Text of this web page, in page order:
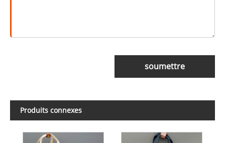
soumettre
Produits connexes